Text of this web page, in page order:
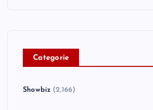
Categorie
Showbiz (2,166)